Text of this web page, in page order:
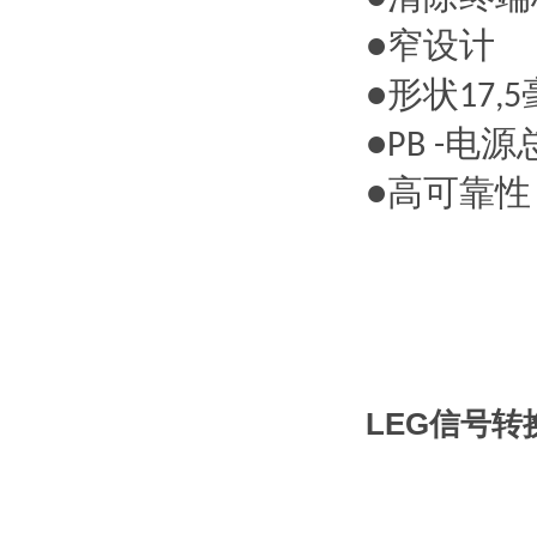
●窄设计
●形状17,5
●PB -电源
●高可靠
LEG信号转